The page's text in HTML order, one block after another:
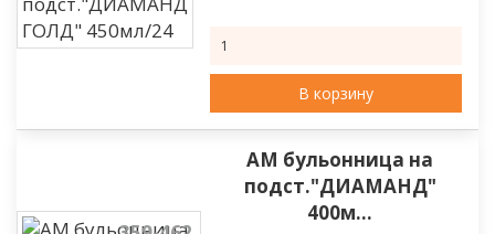
В корзину
АМ бульонница на
подст."ДИАМАНД"
400м...